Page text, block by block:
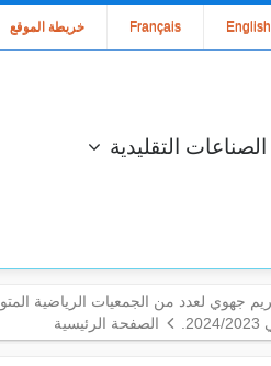
خريطة الموقع Français English
الصناعات التقليدية
جهوي لعدد من الجمعيات الرياضية
الصفحة الرئيسية